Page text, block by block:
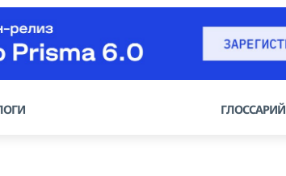
ГЛОССАРИЙ